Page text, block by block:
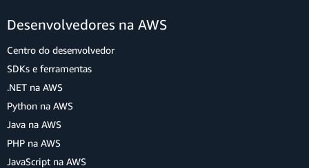
Desenvolvedores na AWS
Centro do desenvolvedor
SDKs e ferramentas
.NET na AWS
Python na AWS
Java na AWS
PHP na AWS
JavaScript na AWS